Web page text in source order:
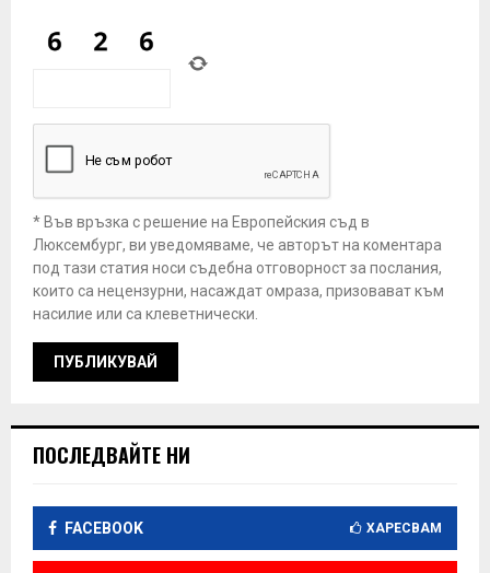
* Във връзка с решение на Европейския съд в
Люксембург, ви уведомяваме, че авторът на коментара
под тази статия носи съдебна отговорност за послания,
които са нецензурни, насаждат омраза, призовават към
насилие или са клеветнически.
ПОСЛЕДВАЙТЕ НИ
FACEBOOK ХАРЕСВАМ